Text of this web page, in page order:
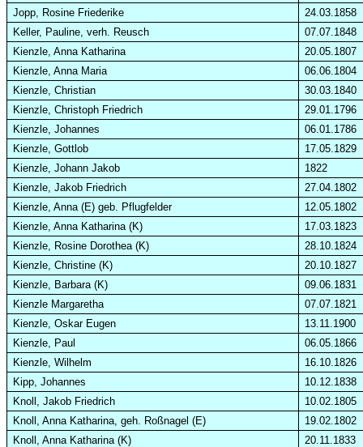
Jopp, Rosine Friederike
24.03.1858
Keller, Pauline, verh. Reusch
07.07.1848
Kienzle, Anna Katharina
20.05.1807
Kienzle, Anna Maria
06.06.1804
Kienzle, Christian
30.03.1840
Kienzle, Christoph Friedrich
29.01.1796
Kienzle, Johannes
06.01.1786
Kienzle, Gottlob
17.05.1829
Kienzle, Johann Jakob
1822
Kienzle, Jakob Friedrich
27.04.1802
Kienzle, Anna (E) geb. Pflugfelder
12.05.1802
Kienzle, AnnaKatharina (K)
17.03.1823
Kienzle, Rosine Dorothea (K)
28.10.1824
Kienzle, Christine (K)
20.10.1827
Kienzle, Barbara (K)
09.06.1831
Kienzle Margaretha
07.07.1821
Kienzle, Oskar Eugen
13.11.1900
Kienzle, Paul
06.05.1866
Kienzle, Wilhelm
16.10.1826
Kipp, Johannes
10.12.1838
Knoll, Jakob Friedrich
10.02.1805
Knoll, Anna Katharina,geh. Roßnagel (E)
19.02.1802
Knoll, Anna Katharina (K)
20.11.1833